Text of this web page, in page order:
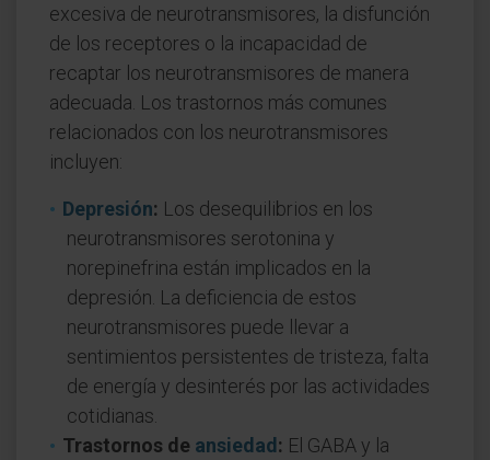
excesiva de neurotransmisores, la disfunción
de los receptores o la incapacidad de
recaptar los neurotransmisores de manera
adecuada. Los trastornos más comunes
relacionados con los neurotransmisores
incluyen:
Depresión: Los desequilibrios en los
neurotransmisores serotonina y
norepinefrina están implicados en la
depresión. La deficiencia de estos
neurotransmisores puede llevar a
sentimientos persistentes de tristeza, falta
de energía y desinterés por las actividades
cotidianas.
Trastornos de ansiedad : El GABA y la